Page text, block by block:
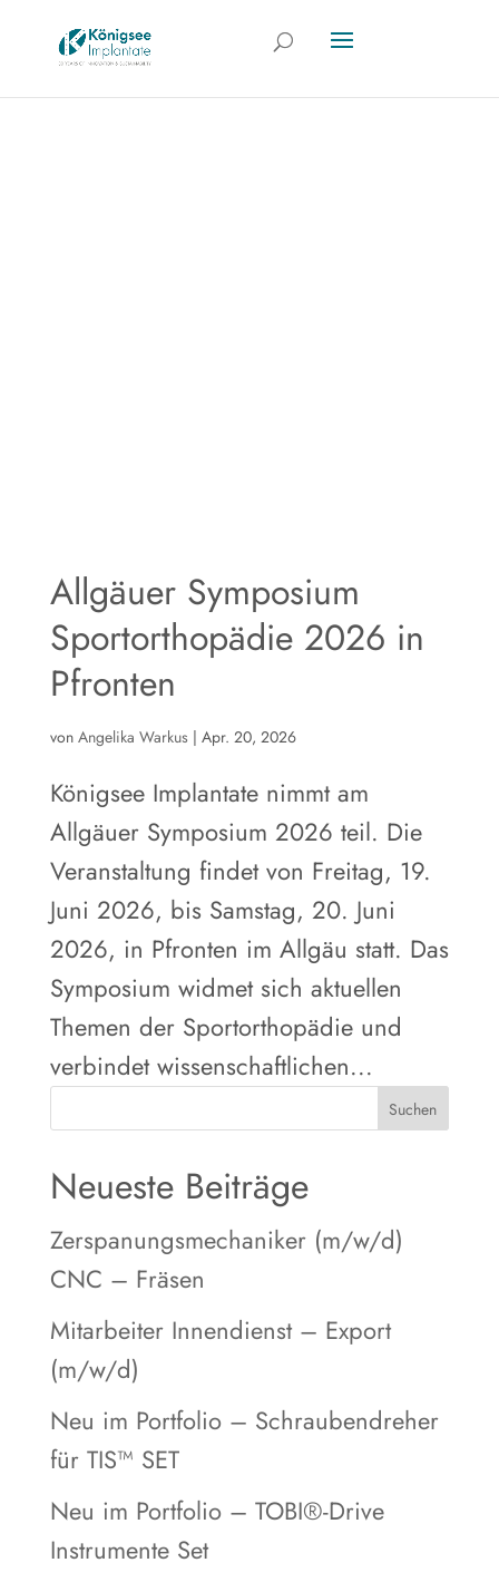
Allgäuer Symposium
Sportorthopädie 2026 in
Pfronten
von Angelika Warkus | Apr. 20, 2026
Königsee Implantate nimmt am
Allgäuer Symposium 2026 teil. Die
Veranstaltung findet von Freitag, 19.
Juni 2026, bis Samstag, 20. Juni
2026, in Pfronten im Allgäu statt. Das
Symposium widmet sich aktuellen
Themen der Sportorthopädie und
verbindet wissenschaftlichen...
Suchen
Neueste Beiträge
Zerspanungsmechaniker (m/w/d)
CNC – Fräsen
Mitarbeiter Innendienst – Export
(m/w/d)
Neu im Portfolio – Schraubendreher
für TIS™ SET
Neu im Portfolio – TOBI®-Drive
Instrumente Set